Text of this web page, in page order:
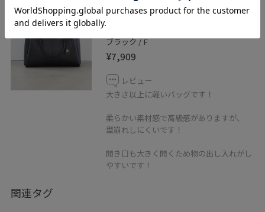
【COHINA×VIS】チャーム付き
ブラック / F
¥7,909
レビュー
大きさ以上に軽いバッグです！
柔らかい素材感で高級感がありますが、
型崩れしにくいです！
開き口も大きく開くため物の出し入れがし
やすいです！
関連タグ